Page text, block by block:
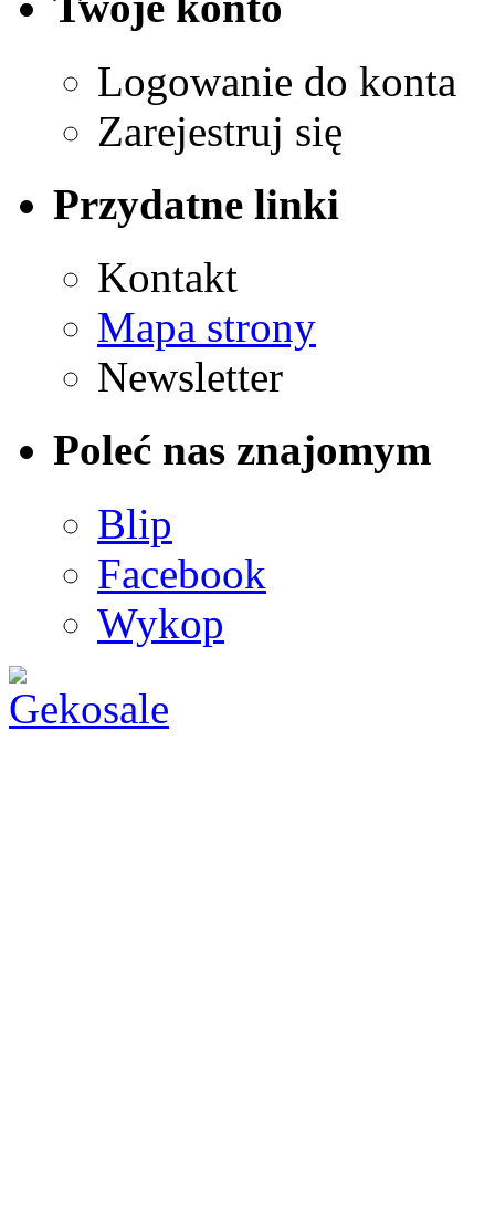
Logowanie do konta
Zarejestruj się
Przydatne linki
Kontakt
Mapa strony
Newsletter
Poleć nas znajomym
Blip
Facebook
Wykop